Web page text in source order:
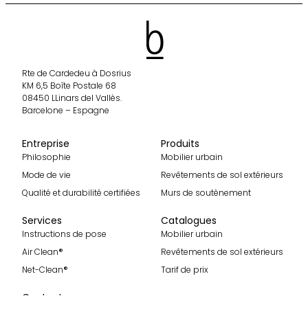
Rte de Cardedeu à Dosrius
KM 6,5 Boîte Postale 68
08450 LLinars del Vallès.
Barcelone – Espagne
Entreprise
Philosophie
Mode de vie
Qualité et durabilité certifiées
Produits
Mobilier urbain
Revêtements de sol extérieurs
Murs de soutènement
Services
Instructions de pose
Air Clean®
Net-Clean®
Catalogues
Mobilier urbain
Revêtements de sol extérieurs
Tarif de prix
Contact